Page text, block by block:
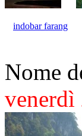
indobar farang
Nome
venerdì